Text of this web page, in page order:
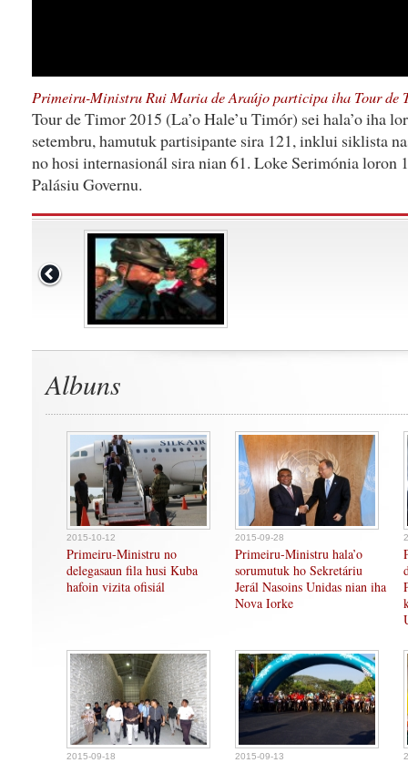
Primeiru-Ministru Rui Maria de Araújo participa iha Tour de
Tour de Timor 2015 (La’o Hale’u Timór) sei hala’o iha
setembru, hamutuk partisipante sira 121, inklui siklista
no hosi internasionál sira nian 61. Loke Serimónia loron
Palásiu Governu.
Albuns
2015-10-12
Primeiru-Ministru no
delegasaun fila husi Kuba
hafoin vizita ofisiál
2015-09-28
Primeiru-Ministru hala’o
sorumutuk ho Sekretáriu
Jerál Nasoins Unidas nian iha
Nova Iorke
2015-09-18 2015-09-13